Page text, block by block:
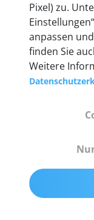
55 mm x 25
200 g
Pixel) zu.
anpassen
finden Sie
Weitere